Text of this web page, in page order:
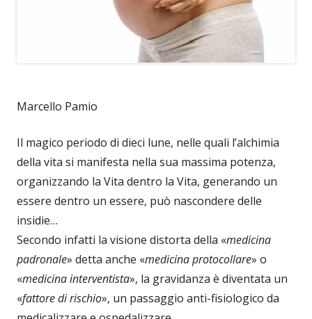
Marcello Pamio
Il magico periodo di dieci lune, nelle quali l’alchimia
della vita si manifesta nella sua massima potenza,
organizzando la Vita dentro la Vita, generando un
essere dentro un essere, può nascondere delle
insidie…
Secondo infatti la visione distorta della «medicina
padronale» detta anche «medicina protocollare» o
«medicina interventista», la gravidanza è diventata un
«fattore di rischio», un passaggio anti-fisiologico da